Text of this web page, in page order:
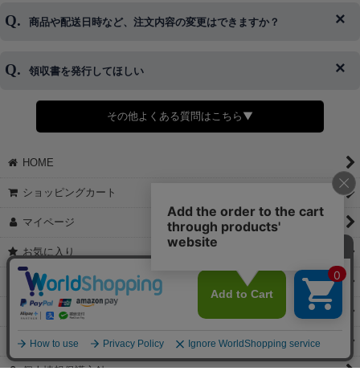
※発送後、発送準備が完了しお手続きが間に合わない場合は変更、
◆代金引換・クレジットカード・携帯キャリア決済・おねだり決
＞詳細は画像をタップ＜
商品や配送日時など、注文内容の変更はできますか？
◆商品発送前の変更は承っております。
さい。
領収書を発行してほしい
◆領収書はご希望頂いた場合のみ発行しております。
【これからご注文する場合】
STEP2「お届け先・お支払い」ページにて備考欄に下記の記載をお
願いします。
②宛名（空欄は上様は不可）
③但し書き（空欄やお品代は不可）
【すでにご注文が完了している場合】
①お電話・メール・LINEにて領収書希望の連絡をお願い致します
②後日、郵送にて領収書を送らせて頂きます。
①マイページから購入履歴→購入内容→領収書発行を選択。
②後日、郵送にて領収書を送らせて頂きます。
その他よくある質問はこちら▼
HOME
ショッピングカート
マイページ
お気に入り
特定商取引法表示
ご利用案内
お問い合せ